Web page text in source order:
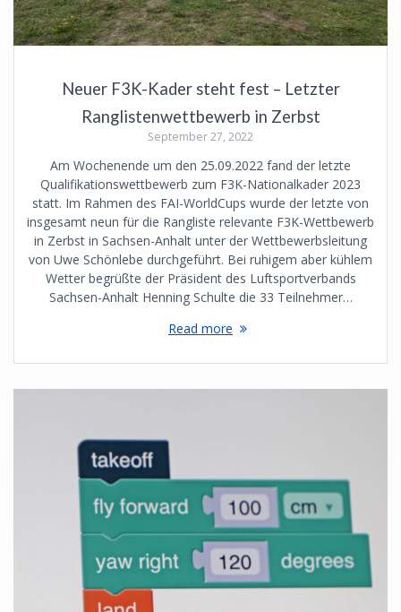
Neuer F3K-Kader steht fest – Letzter
Ranglistenwettbewerb in Zerbst
September 27, 2022
Am Wochenende um den 25.09.2022 fand der letzte
Qualifikationswettbewerb zum F3K-Nationalkader 2023
statt. Im Rahmen des FAI-WorldCups wurde der letzte von
insgesamt neun für die Rangliste relevante F3K-Wettbewerb
in Zerbst in Sachsen-Anhalt unter der Wettbewerbsleitung
von Uwe Schönlebe durchgeführt. Bei ruhigem aber kühlem
Wetter begrüßte der Präsident des Luftsportverbands
Sachsen-Anhalt Henning Schulte die 33 Teilnehmer…
Read more